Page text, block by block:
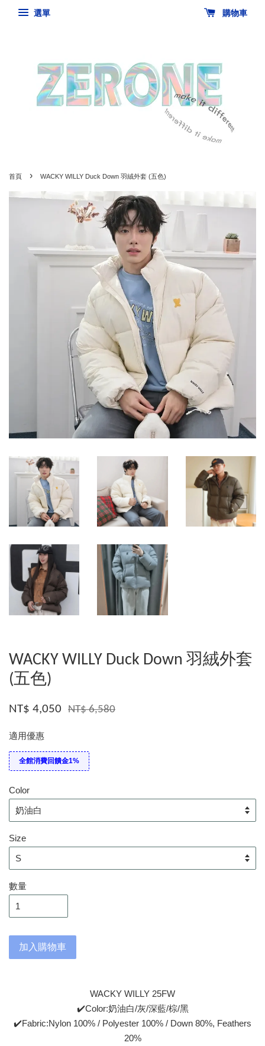
選單 購物車
首頁 › WACKY WILLY Duck Down 羽絨外套 (五色)
WACKY WILLY Duck Down 羽絨外套
(五色)
NT$ 4,050 NT$ 6,580
適用優惠
全館消費回饋金1%
Color
Size
數量
加入購物車
WACKY WILLY 25FW
✔️Color:奶油白/灰/深藍/棕/黑
✔️Fabric:Nylon 100% / Polyester 100% / Down 80%, Feathers
20%